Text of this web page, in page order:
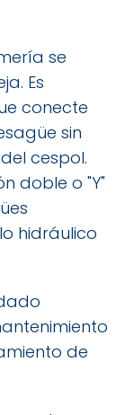
se
Es
conecte
sin
cespol.
doble o "Y"
hidráulico
de